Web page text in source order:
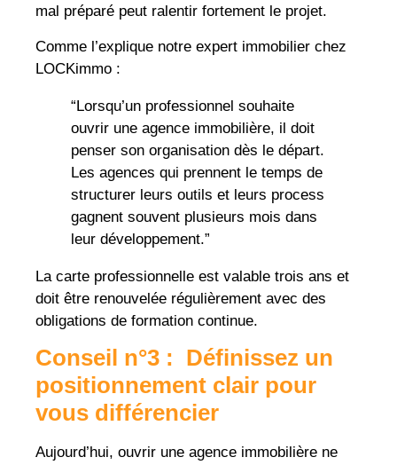
mal préparé peut ralentir fortement le projet.
Comme l’explique notre expert immobilier chez
LOCKimmo :
“Lorsqu’un professionnel souhaite
ouvrir une agence immobilière, il doit
penser son organisation dès le départ.
Les agences qui prennent le temps de
structurer leurs outils et leurs process
gagnent souvent plusieurs mois dans
leur développement.”
La carte professionnelle est valable trois ans et
doit être renouvelée régulièrement avec des
obligations de formation continue.
Conseil n°3 : Définissez un
positionnement clair pour
vous différencier
Aujourd’hui, ouvrir une agence immobilière ne